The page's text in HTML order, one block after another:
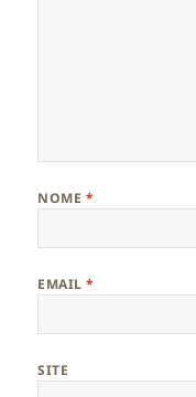
NOME *
EMAIL*
SITE